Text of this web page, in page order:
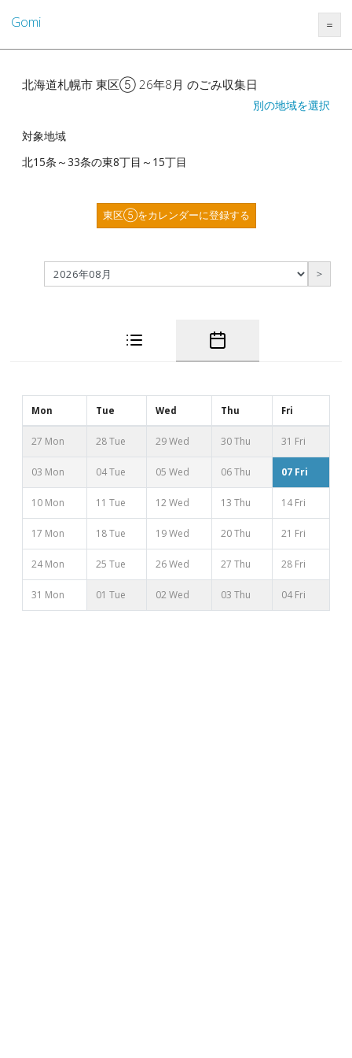
Gomi ＝
北海道札幌市 東区⑤ 26年8月 のごみ収集日
別の地域を選択
対象地域
北15条～33条の東8丁目～15丁目
東区⑤をカレンダーに登録する
＞
Mon Tue Wed Thu Fri
27 Mon 28 Tue 29 Wed 30 Thu 31 Fri
03 Mon 04 Tue 05 Wed 06 Thu 07 Fri
10 Mon 11 Tue 12 Wed 13 Thu 14 Fri
17 Mon 18 Tue 19 Wed 20 Thu 21 Fri
24 Mon 25 Tue 26 Wed 27 Thu 28 Fri
31 Mon 01 Tue 02 Wed 03 Thu 04 Fri